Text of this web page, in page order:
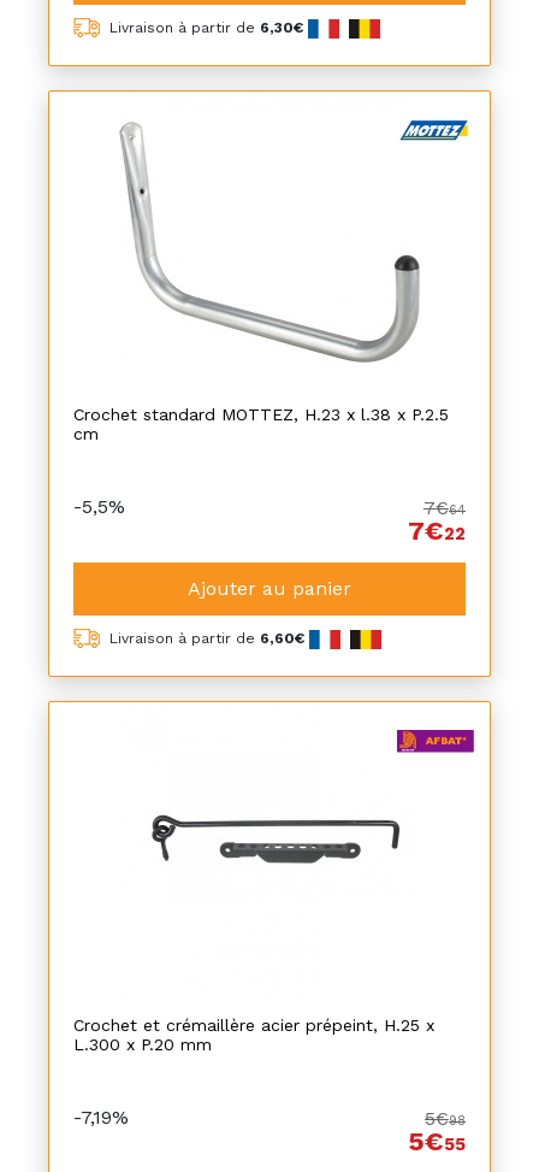
Livraison à partir de 6,30€
Crochet standard MOTTEZ, H.23 x l.38 x P.2.5
cm
-5,5% 7€64
7€22
Ajouter au panier
Livraison à partir de 6,60€
Crochet et crémaillère acier prépeint, H.25 x
L.300 x P.20 mm
-7,19% 5€98
5€55